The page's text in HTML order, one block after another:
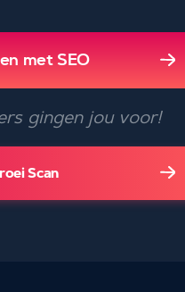
met SEO
gingen jou voor!
Scan